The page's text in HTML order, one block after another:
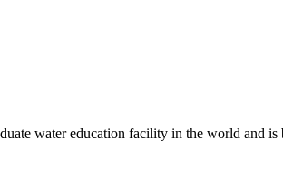
water education facility in the world and